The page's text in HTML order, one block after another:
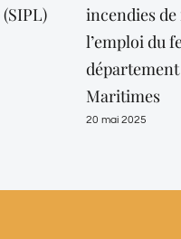
incendies de forêt et à
l’emploi du feu dans le
département des Alpes-